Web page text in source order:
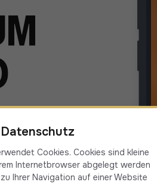
mit nur
Sie Ihr
Ihre Fahrt.
schnell
Cookies. Cookies sind kleine
Internetbrowser abgelegt werden
Ihrer Navigation auf einer Website